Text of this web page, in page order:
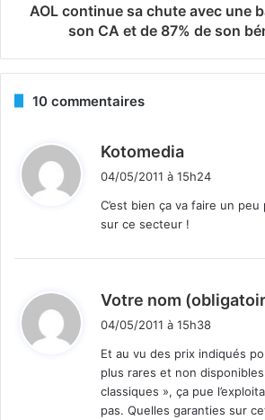
AOL continue sa chute avec une
son CA et de 87% de son
10 commentaires
Kotomedia
:
04/05/2011 à 15h24
C’est bien ça va faire un
sur ce secteur !
Votre nom
04/05/2011 à 15h38
Et au vu des prix indiqués
plus rares et non
classiques », ça pue
pas. Quelles garanties sur